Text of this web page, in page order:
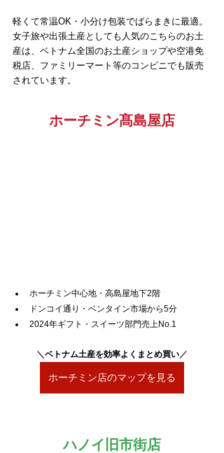
軽くて常温OK・小分け包装でばらまきに最適。
女子旅や出張土産としても人気のこちらのお土
産は、ベトナム全国のお土産ショップや空港免
税店、ファミリーマート等のコンビニでも販売
されています。
ホーチミン髙島屋店
ホーチミン中心地・高島屋地下2階
ドンコイ通り・ベンタイン市場から5分
2024年ギフト・スイーツ部門売上No.1
＼ベトナム土産を効率よくまとめ買い／
ホーチミン店のマップを見る
ハノイ旧市街店